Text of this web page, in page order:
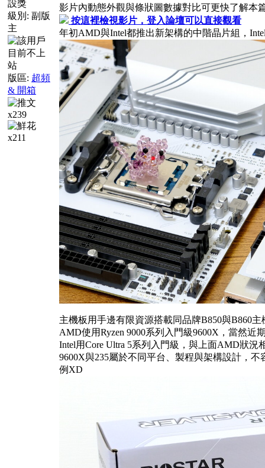
級別: 副版
主
版區: 超頻
& 開箱
x239
x211
影片內動態外觀與條狀圖數據對比可更快了解本
按這裡檢視影片，登入論壇可以直接觀看
年初AMD與Intel都推出新架構的中階晶片組，
主機板用手邊有限資源搭載同品牌B850與B860
AMD使用Ryzen 9000系列入門級9600X，當然近
Intel用Core Ultra 5系列入門級，與上面AMD狀況
9600X與235屬於不同平台、製程與架構設計，
例XD